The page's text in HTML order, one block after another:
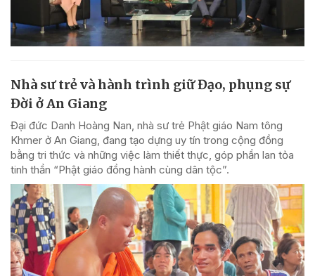
Nhà sư trẻ và hành trình giữ Đạo, phụng sự
Đời ở An Giang
Đại đức Danh Hoàng Nan, nhà sư trẻ Phật giáo Nam tông
Khmer ở An Giang, đang tạo dựng uy tín trong cộng đồng
bằng tri thức và những việc làm thiết thực, góp phần lan tỏa
tinh thần “Phật giáo đồng hành cùng dân tộc”.